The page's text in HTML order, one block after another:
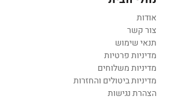
אודות
צור קשר
תנאי שימוש
מדיניות פרטיות
מדיניות משלוחים
מדיניות ביטולים והחזרות
הצהרת נגישות